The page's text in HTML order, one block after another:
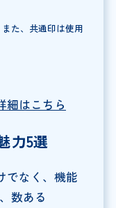
た、共通印は使用
細はこちら
力5選
でなく、機能
数ある